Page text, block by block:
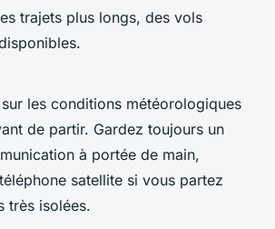
trajets plus longs, des vols
les conditions météorologiques
de partir. Gardez toujours un
à portée de main,
satellite si vous partez
très isolées.